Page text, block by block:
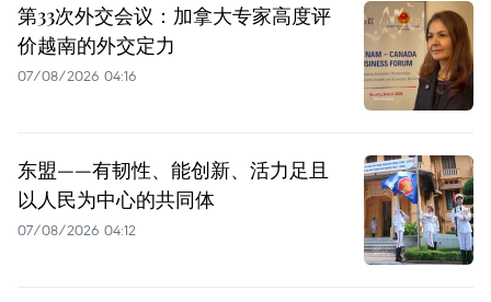
第33次外交会议：加拿大专家高度评
价越南的外交定力
07/08/2026 04:16
东盟——有韧性、能创新、活力足且
以人民为中心的共同体
07/08/2026 04:12